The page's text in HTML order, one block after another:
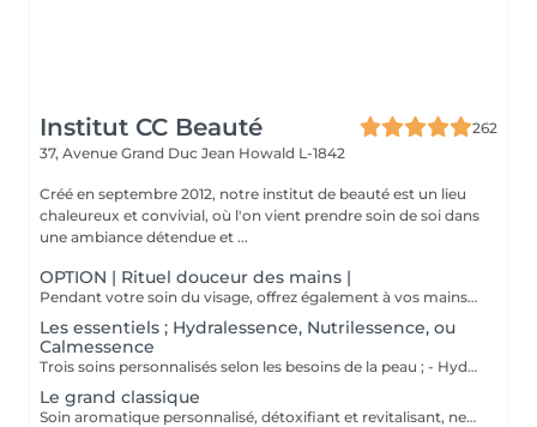
Institut CC Beauté
262
37, Avenue Grand Duc Jean Howald L-1842
Créé en septembre 2012, notre institut de beauté est un lieu
chaleureux et convivial, où l'on vient prendre soin de soi dans
une ambiance détendue et ...
OPTION | Rituel douceur des mains |
Pendant votre soin du visage, offrez également à vos mains un moment de douceur grâce à un gommage délicat, un masque nourrissant sous gants et un petit massage relaxant.
Les essentiels ; Hydralessence, Nutrilessence, ou
Calmessence
Trois soins personnalisés selon les besoins de la peau ; - Hydralessence : soin pour peaux déshydratées - Nutrilessence : soin pour peaux dénutries, sèches à très sèches - Calmessence : soin pour peaux sensibles, avec rougeurs
Le grand classique
Soin aromatique personnalisé, détoxifiant et revitalisant, nettoyage profond en 5 phases.